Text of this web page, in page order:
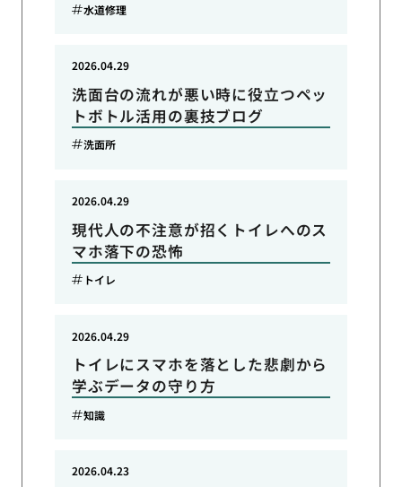
水道修理
洗面台の流れが悪い時に役立つペッ
トボトル活用の裏技ブログ
2026.04.29
洗面所
現代人の不注意が招くトイレへのス
マホ落下の恐怖
2026.04.29
トイレ
トイレにスマホを落とした悲劇から
学ぶデータの守り方
2026.04.29
知識
2026.04.23